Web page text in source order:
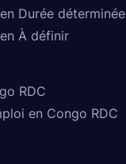
Durée déterminée
À définir
RDC
en Congo RDC